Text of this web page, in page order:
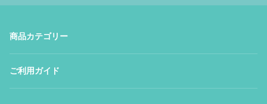
商品カテゴリー
ご利用ガイド